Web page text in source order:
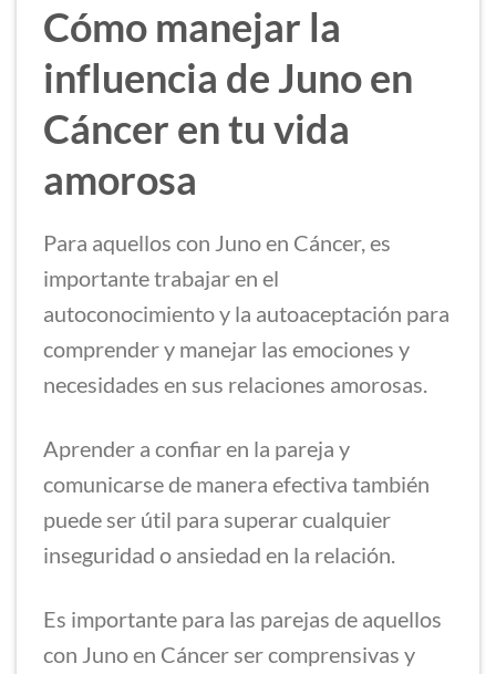
Cómo manejar la
influencia de Juno en
Cáncer en tu vida
amorosa
Para aquellos con Juno en Cáncer, es
importante trabajar en el
autoconocimiento y la autoaceptación para
comprender y manejar las emociones y
necesidades en sus relaciones amorosas.
Aprender a confiar en la pareja y
comunicarse de manera efectiva también
puede ser útil para superar cualquier
inseguridad o ansiedad en la relación.
Es importante para las parejas de aquellos
con Juno en Cáncer ser comprensivas y